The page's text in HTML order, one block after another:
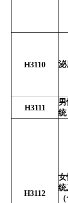
H3110
H3111
统
H3112